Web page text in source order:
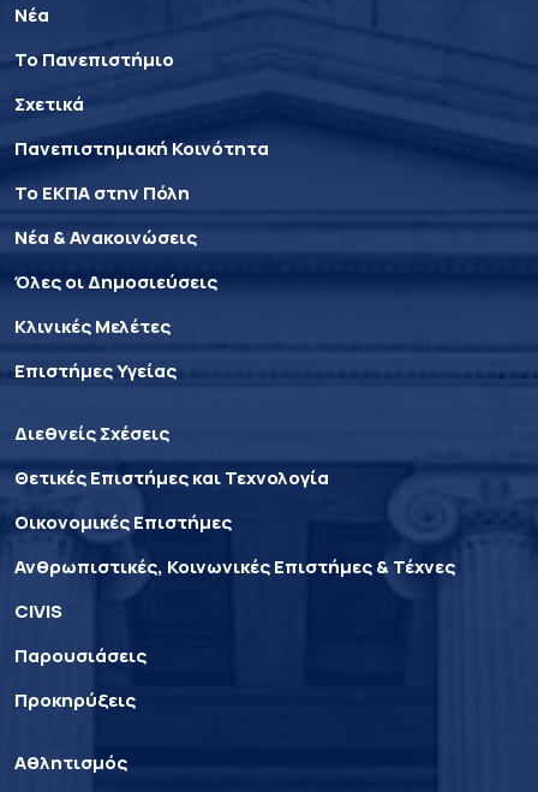
Νέα
Το Πανεπιστήμιο
Σχετικά
Πανεπιστημιακή Κοινότητα
Το ΕΚΠΑ στην Πόλη
Νέα & Ανακοινώσεις
Όλες οι Δημοσιεύσεις
Κλινικές Μελέτες
Επιστήμες Υγείας
Διεθνείς Σχέσεις
Θετικές Επιστήμες και Τεχνολογία
Οικονομικές Επιστήμες
Ανθρωπιστικές, Κοινωνικές Επιστήμες & Τέχνες
CIVIS
Παρουσιάσεις
Προκηρύξεις
Αθλητισμός